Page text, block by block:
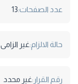
عدد الصفحات:13
حالة الالزام:غير الزامى
رقم القرار:غير محدد